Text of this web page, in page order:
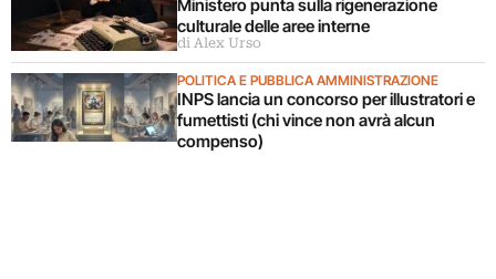
Ministero punta sulla rigenerazione
culturale delle aree interne
di Alex Urso
POLITICA E PUBBLICA AMMINISTRAZIONE
INPS lancia un concorso per illustratori e
fumettisti (chi vince non avrà alcun
compenso)